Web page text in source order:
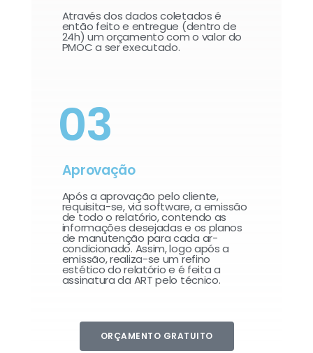
Através dos dados coletados é
então feito e entregue (dentro de
24h) um orçamento com o valor do
PMOC a ser executado.
03
Aprovação
Após a aprovação pelo cliente,
requisita-se, via software, a emissão
de todo o relatório, contendo as
informações desejadas e os planos
de manutenção para cada ar-
condicionado. Assim, logo após a
emissão, realiza-se um refino
estético do relatório e é feita a
assinatura da ART pelo técnico.
ORÇAMENTO GRATUITO